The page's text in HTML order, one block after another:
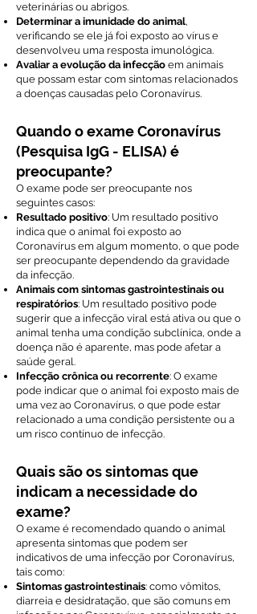
veterinárias ou abrigos.
Determinar a imunidade do animal,
verificando se ele já foi exposto ao vírus e
desenvolveu uma resposta imunológica.
Avaliar a evolução da infecção em animais
que possam estar com sintomas relacionados
a doenças causadas pelo Coronavírus.
Quando o exame Coronavírus
(Pesquisa IgG - ELISA) é
preocupante?
O exame pode ser preocupante nos
seguintes casos:
Resultado positivo: Um resultado positivo
indica que o animal foi exposto ao
Coronavírus em algum momento, o que pode
ser preocupante dependendo da gravidade
da infecção.
Animais com sintomas gastrointestinais ou
respiratórios: Um resultado positivo pode
sugerir que a infecção viral está ativa ou que o
animal tenha uma condição subclínica, onde a
doença não é aparente, mas pode afetar a
saúde geral.
Infecção crônica ou recorrente: O exame
pode indicar que o animal foi exposto mais de
uma vez ao Coronavírus, o que pode estar
relacionado a uma condição persistente ou a
um risco contínuo de infecção.
Quais são os sintomas que
indicam a necessidade do
exame?
O exame é recomendado quando o animal
apresenta sintomas que podem ser
indicativos de uma infecção por Coronavírus,
tais como:
Sintomas gastrointestinais: como vômitos,
diarreia e desidratação, que são comuns em